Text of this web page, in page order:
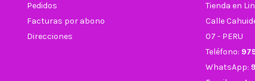
Pedidos
Facturas por abono
Direcciones
Tienda en
Calle
07 - PERU
Teléfono:
WhatsApp: